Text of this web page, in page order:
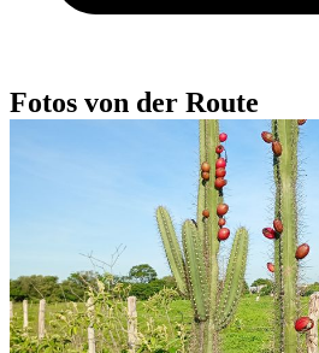
Fotos von der Route